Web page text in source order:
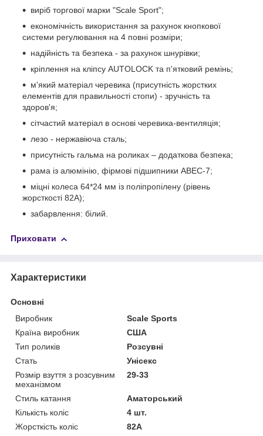
виріб торгової марки "Scale Sport";
економічність використання за рахунок кнопкової
системи регулювання на 4 повні розміри;
надійність та безпека - за рахунок шнурівки;
кріплення на кліпсу AUTОLOCK та п'ятковий ремінь;
м'який матеріал черевика (присутність жорстких
елементів для правильності стопи) - зручність та
здоров'я;
сітчастий матеріал в основі черевика-вентиляція;
лезо - нержавіюча сталь;
присутність гальма на роликах – додаткова безпека;
рама із алюмінію, фірмові підшипники ABEC-7;
міцні колеса 64*24 мм із поліпропілену (рівень
жорсткості 82А);
забарвлення: білий.
Приховати
Характеристики
Основні
Виробник
Scale Sports
Країна виробник
США
Тип роликів
Розсувні
Стать
Унісекс
Розмір взуття з розсувним
механізмом
29-33
Стиль катання
Аматорський
Кількість коліс
4 шт.
Жорсткість коліс
82А